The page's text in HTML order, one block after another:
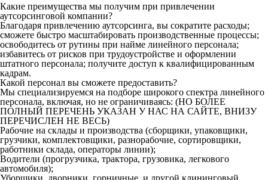
Какие преимущества мы получим при привлечении
аутсорсинговой компании?
Благодаря привлечению аутсорсинга, вы сократите расходы;
сможете быстро масштабировать производственные процессы;
освободитесь от рутины при найме линейного персонала;
избавитесь от рисков при трудоустройстве и оформлении
штатного персонала; получите доступ к квалифицированным
кадрам.
Какой персонал вы сможете предоставить?
Мы специализируемся на подборе широкого спектра линейного
персонала, включая, но не ограничиваясь: (НО БОЛЕЕ
ПОЛНЫЙ ПЕРЕЧЕНЬ УКАЗАН У НАС НА САЙТЕ, ВНИЗУ
ПЕРЕЧИСЛЕН НЕ ВЕСЬ)
Рабочие на склады и производства (сборщики, упаковщики,
грузчики, комплектовщики, разнорабочие, сортировщики,
работники склада, операторы линии);
Водители (прогрузчика, трактора, грузовика, легкового
автомобиля);
Уборщики, дворники, горничные и другой клининговый